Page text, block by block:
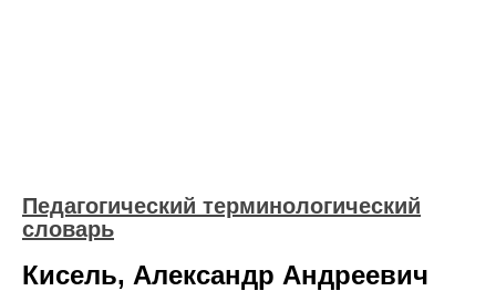
Педагогический терминологический
словарь
Кисель, Александр Андреевич